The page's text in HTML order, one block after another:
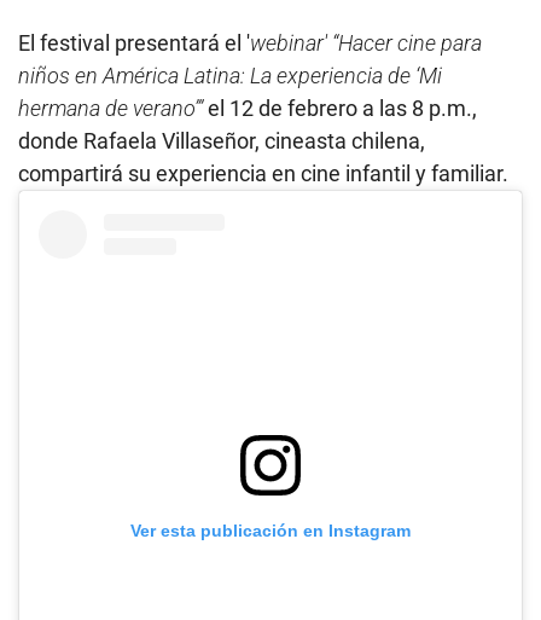
El festival presentará el 'webinar' “Hacer cine para
niños en América Latina: La experiencia de ‘Mi
hermana de verano’”el 12 de febrero a las 8 p.m.,
donde Rafaela Villaseñor, cineasta chilena,
compartirá su experiencia en cine infantil y familiar.
Ver esta publicación en Instagram